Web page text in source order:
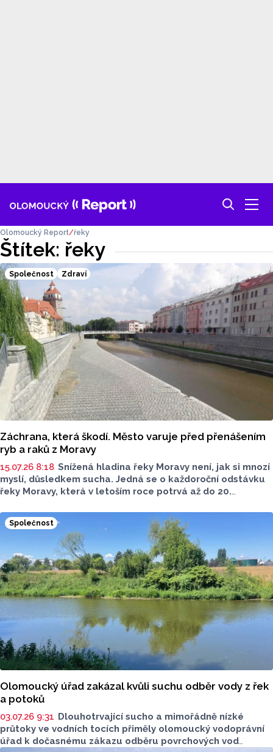
Štítek: řeky
Olomoucký Report řeky
Společnost Zdraví
Záchrana, která škodí. Město varuje před přenášením
ryb a raků z Moravy
15.07.26 8:18 Snížená hladina řeky Moravy není, jak si mnozí
myslí, důsledkem sucha. Jedná se o každoroční odstávku
řeky Moravy, která v letoším roce potrvá až do 20.
a raků z vysychajících tůní. Svými činy však mohou
nevědomky úhyn živočichů urychlit.
Společnost
Olomoucký úřad zakázal kvůli suchu odběr vody z řek
a potoků
03.07.26 9:31 Dlouhotrvající sucho a mimořádně nízké
průtoky ve vodních tocích přiměly olomoucký vodoprávní
úřad k dočasnému zákazu odběru povrchových vod